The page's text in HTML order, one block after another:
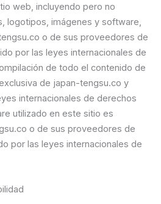
web, incluyendo pero no
logotipos, imágenes y software,
o de sus proveedores de
por las leyes internacionales de
de todo el contenido de
de japan-tengsu.co y
internacionales de derechos
utilizado en este sitio es
o de sus proveedores de
por las leyes internacionales de